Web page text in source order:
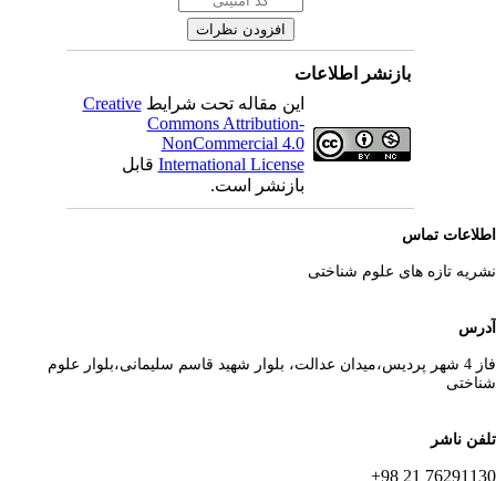
بازنشر اطلاعات
این مقاله تحت شرایطCreative
Commons Attribution-
NonCommercial 4.0
International Licenseقابل
بازنشر است.
تماس
تازه های علوم شناختی
فاز 4 شهر پردیس،میدان عدالت، بلوار شهید قاسم سلیمانی،بلوار علوم
ناشر
76291130 21